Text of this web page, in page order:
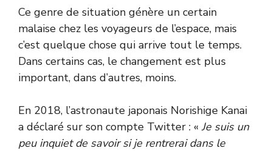
Ce genre de situation génère un certain
malaise chez les voyageurs de l’espace, mais
c’est quelque chose qui arrive tout le temps.
Dans certains cas, le changement est plus
important, dans d’autres, moins.
En 2018, l’astronaute japonais Norishige Kanai
a déclaré sur son compte Twitter : « Je suis un
peu inquiet de savoir si je rentrerai dans le